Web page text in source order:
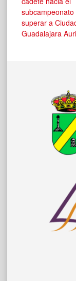
de
subcampeonato
superar a
Guadalajara